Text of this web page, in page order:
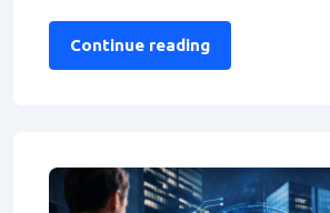
jest to jednak standardowa
Continue reading